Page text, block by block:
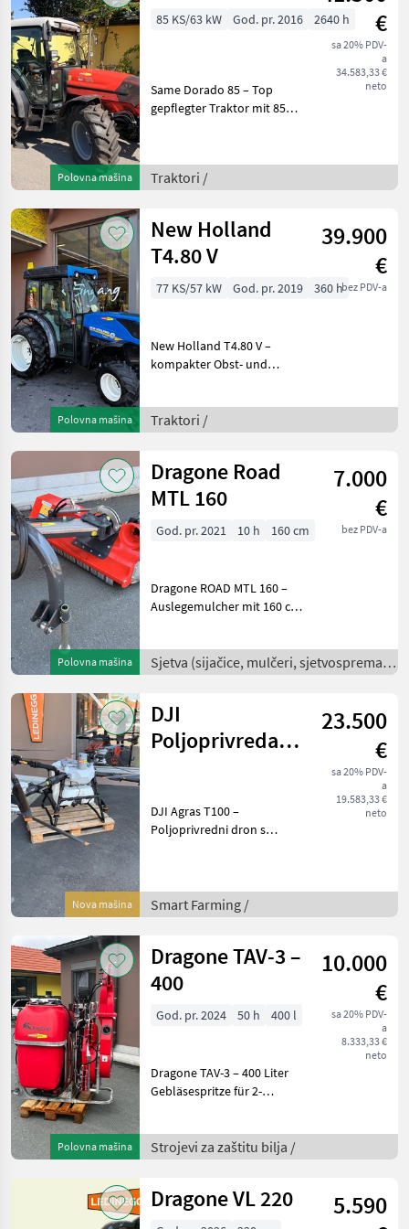
Polovna mašina
€
sa 20% PDV-
a
34.583,33 €
neto
85 KS/63 kW God. pr. 2016 2640 h
Same Dorado 85 – Top
gepflegter Traktor mit 85
für Grünland Beschreibung:
Der Same Dorado 85 aus
Traktori /
Polovna mašina
New Holland
T4.80 V
39.900
€
bez PDV-a
77 KS/57 kW God. pr. 2019 360 h
New Holland T4.80 V –
kompakter Obst- und
Betriebsstunden
Beschreibung: Der New
kompakter und le
Traktori /
Polovna mašina
Dragone Road
MTL 160
7.000
€
bez PDV-a
God. pr. 2021 10 h 160 cm
Dragone ROAD MTL 160 –
Auslegemulcher mit 160 cm
Baujahr 2021, kaum genutzt
Beschreibung: Der Dragone
Sjetva (sijačice, mulčeri, sjetvospremači
i dr) /
Nova mašina
DJI
Poljoprivreda
23.500
€
sa 20% PDV-
a
19.583,33 €
neto
DJI Agras T100 –
Poljoprivredni dron s
malim brojem sati leta Opis:
DJI Agras T100 j
Smart Farming /
Polovna mašina
Dragone TAV-3 –
400
10.000
€
sa 20% PDV-
a
8.333,33 €
neto
God. pr. 2024 50 h 400 l
Dragone TAV-3 – 400 Liter
Gebläsespritze für 2-
Die Dragone TAV-3 ist eine
robuste und vielseitige
Strojevi za zaštitu bilja /
Dragone VL 220
5.590